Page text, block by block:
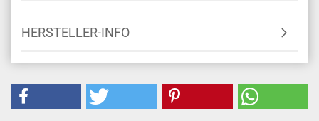
HERSTELLER-INFO